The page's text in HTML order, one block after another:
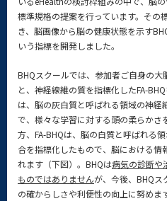
標準規格の提案を行っています。その
き、脳画像から脳の健康状態を示す
いう指標を開発しました。
BHQスクールでは、参加者ご自身の大
と、神経線維の質を指標化したFA-
は、脳の灰白質と呼ばれる領域の神
で、様々な学習に対する頭の柔らかさ
方、FA-BHQは、脳の白質と呼ばれる
合を指標化したもので、脳における情
れます（下図）。BHQは病気の診断や
ものではありませんが、今後、BHQス
の確からしさや利便性の向上に努めま